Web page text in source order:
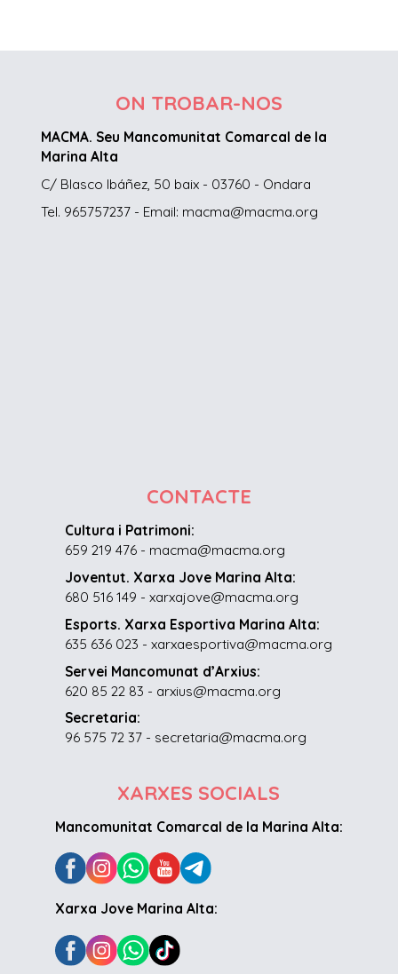
ON TROBAR-NOS
MACMA. Seu Mancomunitat Comarcal de la
Marina Alta
C/ Blasco Ibáñez, 50 baix - 03760 - Ondara
Tel. 965757237 - Email: macma@macma.org
CONTACTE
Cultura i Patrimoni:
659 219 476 - macma@macma.org
Joventut. Xarxa Jove Marina Alta:
680 516 149 - xarxajove@macma.org
Esports. Xarxa Esportiva Marina Alta:
635 636 023 - xarxaesportiva@macma.org
Servei Mancomunat d’Arxius:
620 85 22 83 - arxius@macma.org
Secretaria:
96 575 72 37 - secretaria@macma.org
XARXES SOCIALS
Mancomunitat Comarcal de la Marina Alta:
Xarxa Jove Marina Alta: